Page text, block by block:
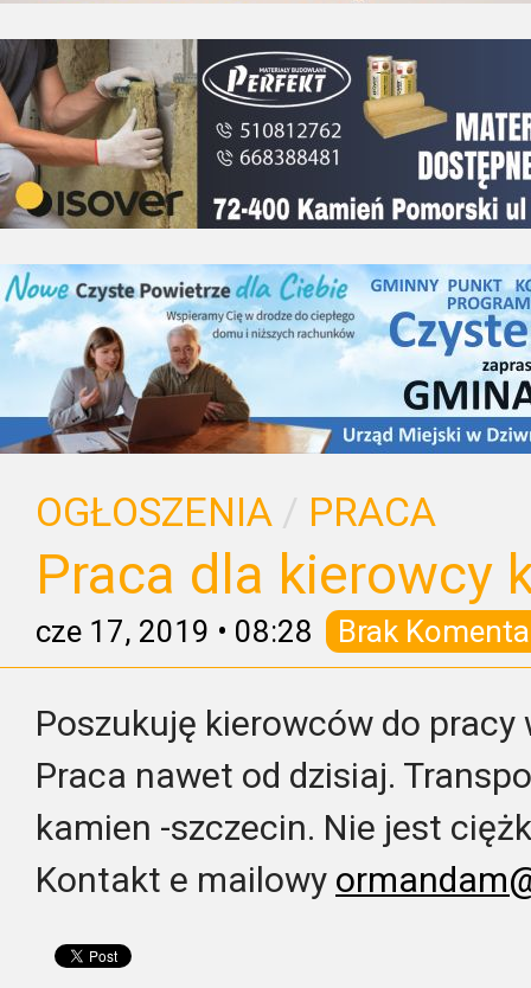
OGŁOSZENIA / PRACA
Praca dla kierowcy
cze 17, 2019 • 08:28 Brak
Poszukuję kierowców do
Praca nawet od dzisiaj.
kamien -szczecin. Nie jest
Kontakt e mailowy